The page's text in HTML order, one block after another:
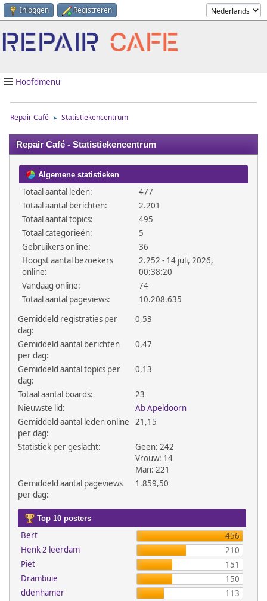
Inloggen Registreren
Hoofdmenu
Repair Café ► Statistiekencentrum
Repair Café - Statistiekencentrum
Algemene statistieken
Totaal aantal leden:
477
Totaal aantal berichten:
2.201
Totaal aantal topics:
495
Totaal categorieën:
5
Gebruikers online:
36
Hoogst aantal bezoekers
online:
2.252 - 14 juli, 2026,
00:38:20
Vandaag online:
74
Totaal aantal pageviews:
10.208.635
Gemiddeld registraties per
dag:
0,53
Gemiddeld aantal berichten
per dag:
0,47
Gemiddeld aantal topics per
dag:
0,13
Totaal aantal boards:
23
Nieuwste lid:
Ab Apeldoorn
Gemiddeld aantal leden online
per dag:
21,15
Statistiek per geslacht:
Geen: 242
Vrouw: 14
Man: 221
Gemiddeld aantal pageviews
per dag:
1.859,50
Top 10 posters
Bert
456
Henk 2 leerdam
210
Piet
151
Drambuie
150
ddenhamer
113